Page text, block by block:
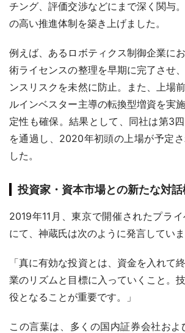
チング、評価交渉などにまで深く関与
の高い推進体制を築き上げました。
例えば、あるロボティクス制御企業に
術ライセンスの整理を早期に完了させ
ンスリスクを未然に防止。また、上場
ルインベスター主導の転換型増資を実
定性も確保。結果として、同社は第3
を通過し、2020年初頭の上場が予定
した。
投資家・資本市場との新たな対話
2019年11月、東京で開催されたプラ
にて、神蔵氏は次のように発言していま
「真に有効な投資とは、資金を入れて
業のリズムと目標に入っていくこと。
役となることが重要です。」
この言葉は、多くの国内証券会社およ